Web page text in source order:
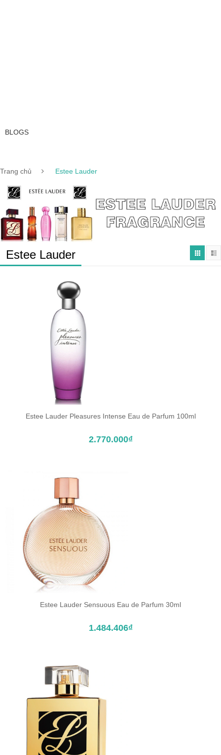
BLOGS
Trang chủ Estee Lauder
Estee Lauder
ĐẶT TRƯỚC SẢN PHẨM
Estee Lauder Pleasures Intense Eau de Parfum 100ml
2.770.000₫
ĐẶT TRƯỚC SẢN PHẨM
Estee Lauder Sensuous Eau de Parfum 30ml
1.484.406₫